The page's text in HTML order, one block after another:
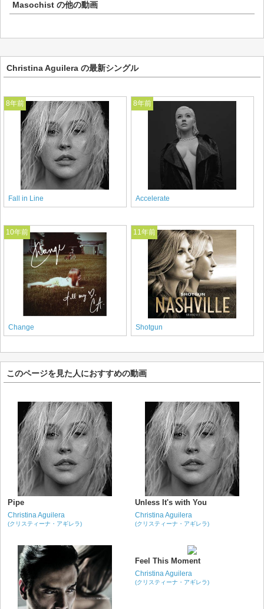
Masochist の他の動画
Christina Aguilera の最新シングル
8年前
Fall in Line
8年前
Accelerate
10年前
Change
11年前
Shotgun
このページを見た人におすすめの動画
Pipe
Christina Aguilera
(クリスティーナ・アギレラ)
Unless It's with You
Christina Aguilera
(クリスティーナ・アギレラ)
Feel This Moment
Christina Aguilera
(クリスティーナ・アギレラ)